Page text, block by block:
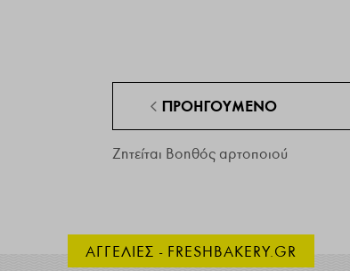
ΠΡΟΗΓΟΎΜΕΝΟ
Ζητείται Βοηθός αρτοποιού
ΑΓΓΕΛΙΕΣ - FRESHBAKERY.GR